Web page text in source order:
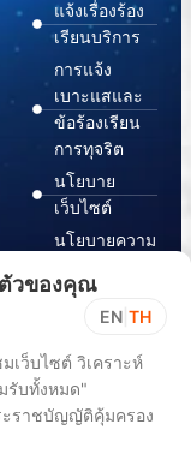
แจ้งเรื่องร้อง
เรียนบริการ
การแจ้ง
เบาะแสและ
ข้อร้องเรียน
การทุจริต
นโยบาย
เว็บไซต์
นโยบายความ
ปลอดภัย
สารสนเทศ
ChangeLog
วของคุณ
EN TH
เว็บไซต์ วิเคราะห์
รับทั้งหมด"
ะราชบัญญัติคุ้มครอง